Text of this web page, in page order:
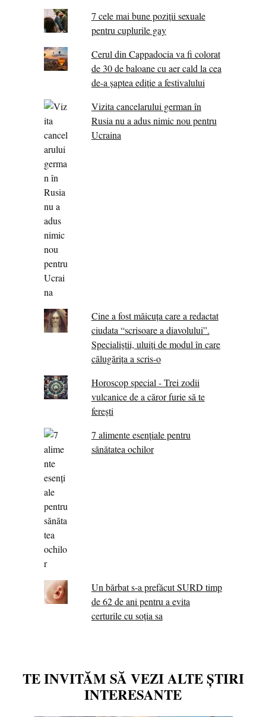
7 cele mai bune poziții sexuale
pentru cuplurile gay
Cerul din Cappadocia va fi colorat
de 30 de baloane cu aer cald la cea
de-a șaptea ediție a festivalului
Vizita cancelarului german în
Rusia nu a adus nimic nou pentru
Ucraina
Cine a fost măicuţa care a redactat
ciudata “scrisoare a diavolului”.
Specialiştii, uluiţi de modul în care
călugărița a scris-o
Horoscop special - Trei zodii
vulcanice de a căror furie să te
ferești
7 alimente esenţiale pentru
sănătatea ochilor
Un bărbat s-a prefăcut SURD timp
de 62 de ani pentru a evita
certurile cu soția sa
TE INVITĂM SĂ VEZI ALTE ȘTIRI
INTERESANTE